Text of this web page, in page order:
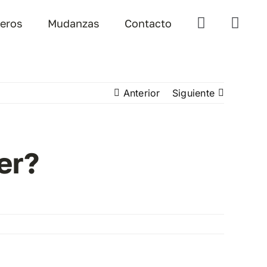
Mudanzas Contacto
Anterior Siguiente